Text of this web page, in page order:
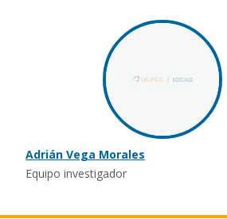
Adrián Vega Morales
Equipo investigador